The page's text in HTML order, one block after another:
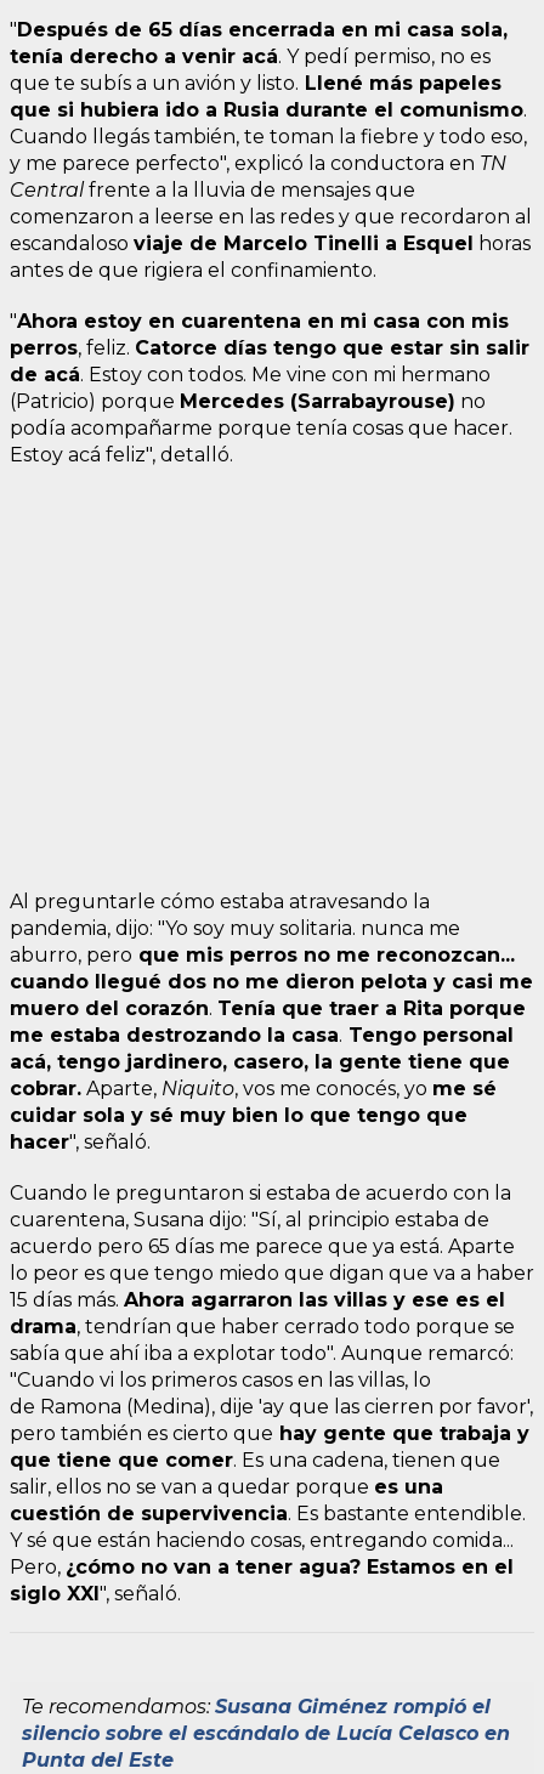
"Después de 65 días encerrada en mi casa sola,
tenía derecho a venir acá. Y pedí permiso, no es
que te subís a un avión y listo. Llené más papeles
que si hubiera ido a Rusia durante el comunismo.
Cuando llegás también, te toman la fiebre y todo eso,
y me parece perfecto", explicó la conductora en TN
Centralfrente a la lluvia de mensajes que
comenzaron a leerse en las redes y que recordaron al
escandaloso viaje de Marcelo Tinelli a Esquel horas
antes de que rigiera el confinamiento.
"Ahora estoy en cuarentena en mi casa con mis
perros, feliz. Catorce días tengo que estar sin salir
de acá. Estoy con todos. Me vine con mi hermano
(Patricio) porque Mercedes (Sarrabayrouse) no
podía acompañarme porque tenía cosas que hacer.
Estoy acá feliz", detalló.
Al preguntarle cómo estaba atravesando la
pandemia, dijo: "Yo soy muy solitaria. nunca me
aburro, pero que mis perros no me reconozcan...
cuando llegué dos no me dieron pelota y casi me
muero del corazón. Tenía que traer a Rita porque
me estaba destrozando la casa. Tengo personal
acá, tengo jardinero, casero, la gente tiene que
cobrar. Aparte, Niquito, vos me conocés, yo me sé
cuidar sola y sé muy bien lo que tengo que
hacer", señaló.
Cuando le preguntaron si estaba de acuerdo con la
cuarentena, Susana dijo: "Sí, al principio estaba de
acuerdo pero 65 días me parece que ya está. Aparte
lo peor es que tengo miedo que digan que va a haber
15 días más. Ahora agarraron las villas y ese es el
drama, tendrían que haber cerrado todo porque se
sabía que ahí iba a explotar todo". Aunque remarcó:
"Cuando vi los primeros casos en las villas, lo
de Ramona (Medina), dije 'ay que las cierren por favor',
pero también es cierto que hay gente que trabaja y
que tiene que comer. Es una cadena, tienen que
salir, ellos no se van a quedar porque es una
cuestión de supervivencia. Es bastante entendible.
Y sé que están haciendo cosas, entregando comida...
Pero, ¿cómo no van a tener agua? Estamos en el
siglo XXI", señaló.
Te recomendamos:Susana Giménez rompió el
silencio sobre el escándalo de Lucía Celasco en
Punta del Este